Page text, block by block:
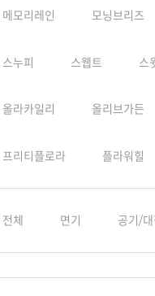
메모리레인 모닝브리즈
스누피 스웹트 스
올라카일리 올리브가든
프리티플로라 플라워힐
전체 면기 공기/대